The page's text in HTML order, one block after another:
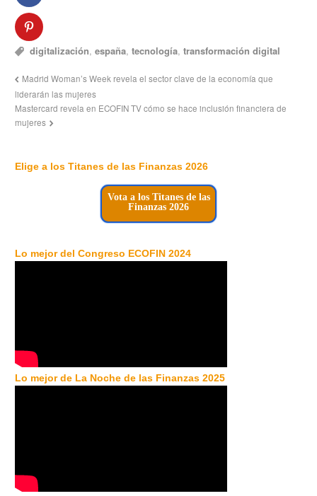
digitalización,españa,tecnología,transformación digital
Madrid Woman’s Week revela el sector clave de la economía que
liderarán las mujeres
Mastercard revela en ECOFIN TV cómo se hace inclusión financiera de
mujeres
Elige a los Titanes de las Finanzas 2026
Vota a los Titanes de las
Finanzas 2026
Lo mejor del Congreso ECOFIN 2024
Lo mejor de La Noche de las Finanzas 2025